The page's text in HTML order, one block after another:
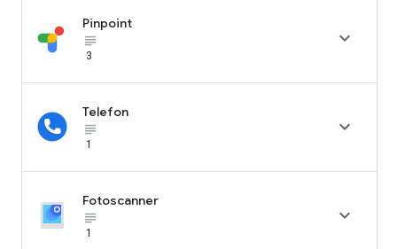
Pinpoint
subject_black
3

Telefon
subject_black
1

Fotoscanner
subject_black
1
